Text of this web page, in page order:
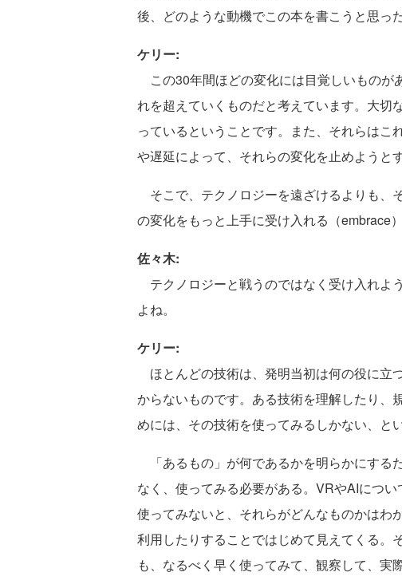
後、どのような動機でこの本を書こうと思っ
ケリー:
この30年間ほどの変化には目覚しいものが
れを超えていくものだと考えています。大切
っているということです。また、それらは
や遅延によって、それらの変化を止めようと
そこで、テクノロジーを遠ざけるよりも、
の変化をもっと上手に受け入れる（embrace
佐々木:
テクノロジーと戦うのではなく受け入れよ
よね。
ケリー:
ほとんどの技術は、発明当初は何の役に立
からないものです。ある技術を理解したり、
めには、その技術を使ってみるしかない、と
「あるもの」が何であるかを明らかにする
なく、使ってみる必要がある。VRやAIにつ
使ってみないと、それらがどんなものかはわ
利用したりすることではじめて見えてくる。
も、なるべく早く使ってみて、観察して、